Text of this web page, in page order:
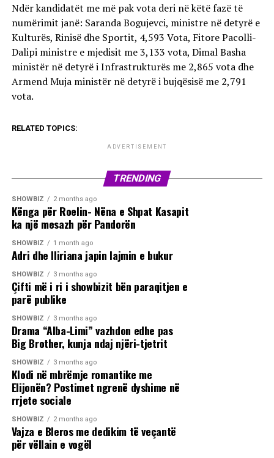
Ndër kandidatët me më pak vota deri në këtë fazë të
numërimit janë: Saranda Bogujevci, ministre në detyrë e
Kulturës, Rinisë dhe Sportit, 4,593 Vota, Fitore Pacolli-
Dalipi ministre e mjedisit me 3,133 vota, Dimal Basha
ministër në detyrë i Infrastrukturës me 2,865 vota dhe
Armend Muja ministër në detyrë i bujqësisë me 2,791
vota.
RELATED TOPICS:
ADVERTISEMENT
TRENDING
SHOWBIZ 2 months ago
Kënga për Roelin- Nëna e Shpat Kasapit
ka një mesazh për Pandorën
SHOWBIZ 1 month ago
Adri dhe Iliriana japin lajmin e bukur
SHOWBIZ 3 months ago
Çifti më i ri i showbizit bën paraqitjen e
parë publike
SHOWBIZ 3 months ago
Drama “Alba-Limi” vazhdon edhe pas
Big Brother, kunja ndaj njëri-tjetrit
SHOWBIZ 3 months ago
Klodi në mbrëmje romantike me
Elijonën? Postimet ngrenë dyshime në
rrjete sociale
SHOWBIZ 2 months ago
Vajza e Bleros me dedikim të veçantë
për vëllain e vogël